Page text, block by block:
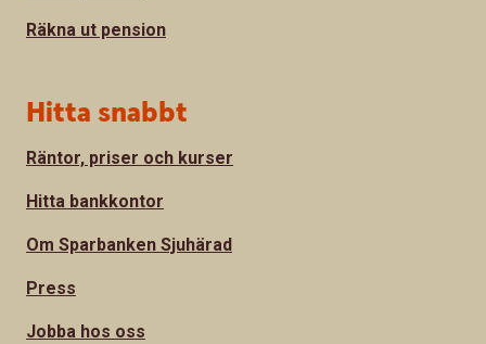
Räkna ut pension
Hitta snabbt
Räntor, priser och kurser
Hitta bankkontor
Om Sparbanken Sjuhärad
Press
Jobba hos oss